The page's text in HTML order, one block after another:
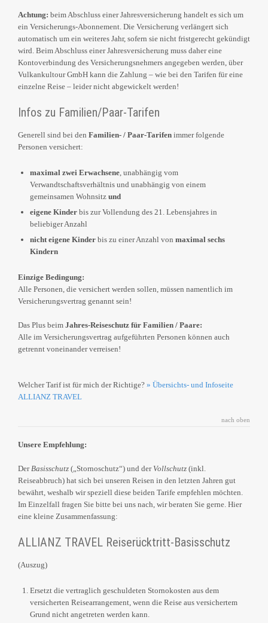
Achtung: beim Abschluss einer Jahresversicherung handelt es sich um
ein Versicherungs-Abonnement. Die Versicherung verlängert sich
automatisch um ein weiteres Jahr, sofern sie nicht fristgerecht gekündigt
wird. Beim Abschluss einer Jahresversicherung muss daher eine
Kontoverbindung des Versicherungsnehmers angegeben werden, über
Vulkankultour GmbH kann die Zahlung – wie bei den Tarifen für eine
einzelne Reise – leider nicht abgewickelt werden!
Infos zu Familien/Paar-Tarifen
Generell sind bei den Familien- / Paar-Tarifen immer folgende
Personen versichert:
maximal zwei Erwachsene, unabhängig vom
Verwandtschaftsverhältnis und unabhängig von einem
gemeinsamen Wohnsitz und
eigene Kinder bis zur Vollendung des 21. Lebensjahres in
beliebiger Anzahl
nicht eigene Kinder bis zu einer Anzahl von maximal sechs
Kindern
Einzige Bedingung:
Alle Personen, die versichert werden sollen, müssen namentlich im
Versicherungsvertrag genannt sein!
Das Plus beim Jahres-Reiseschutz für Familien / Paare:
Alle im Versicherungsvertrag aufgeführten Personen können auch
getrennt voneinander verreisen!
Welcher Tarif ist für mich der Richtige? » Übersichts- und Infoseite
ALLIANZ TRAVEL
nach oben
Unsere Empfehlung:
DerBasisschutz („Stornoschutz“) und der Vollschutz (inkl.
Reiseabbruch) hat sich bei unseren Reisen in den letzten Jahren gut
bewährt, weshalb wir speziell diese beiden Tarife empfehlen möchten.
Im Einzelfall fragen Sie bitte bei uns nach, wir beraten Sie gerne. Hier
eine kleine Zusammenfassung:
ALLIANZ TRAVEL Reiserücktritt-Basisschutz
(Auszug)
Ersetzt die vertraglich geschuldeten Stornokosten aus dem
versicherten Reisearrangement, wenn die Reise aus versichertem
Grund nicht angetreten werden kann.